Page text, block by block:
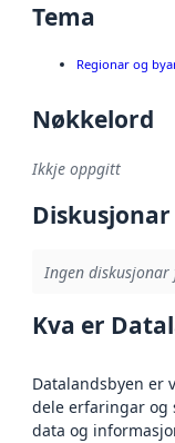
Tema
Regionar og
Nøkkelord
Ikkje oppgitt
Ingen diskusjonar
Kva er
Datalandsbyen er
dele erfaringar og
data og